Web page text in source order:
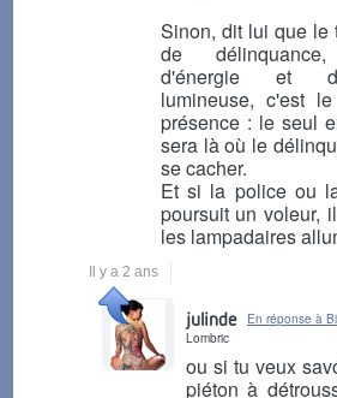
Sinon, dit lui que le
de
d'énergie et
lumineuse, c'est
présence : le seul
sera là où le
se cacher.
Et si la police ou
poursuit un voleur,
les lampadaires
Il y a 2 ans
julinde
En réponse à
Lombric
ou si tu veux
piéton à